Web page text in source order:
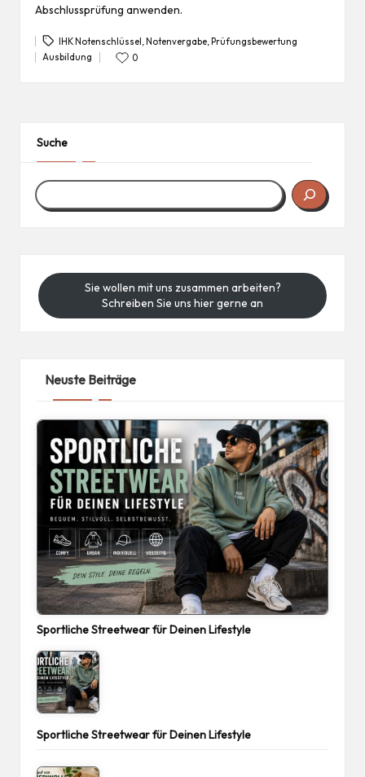
Abschlussprüfung anwenden.
Tags:
IHK Notenschlüssel ,Notenvergabe ,Prüfungsbewertung
Posted
Ausbildung 0
Suche
Sie wollen mit uns zusammen arbeiten?
Schreiben Sie uns hier gerne an
Neuste Beiträge
Sportliche Streetwear für Deinen Lifestyle
Sportliche Streetwear für Deinen Lifestyle